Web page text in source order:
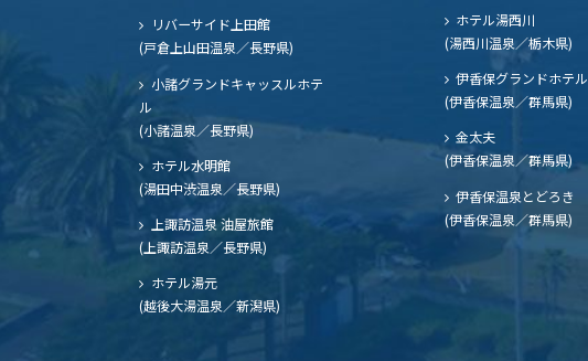
リバーサイド上田館
(戸倉上山田温泉／長野県)
小諸グランドキャッスルホテ
ル
(小諸温泉／長野県)
ホテル水明館
(湯田中渋温泉／長野県)
上諏訪温泉 油屋旅館
(上諏訪温泉／長野県)
ホテル湯元
(越後大湯温泉／新潟県)
ホテル湯西川
(湯西川温泉／栃木県)
伊香保グランドホテル
(伊香保温泉／群馬県)
金太夫
(伊香保温泉／群馬県)
伊香保温泉とどろき
(伊香保温泉／群馬県)